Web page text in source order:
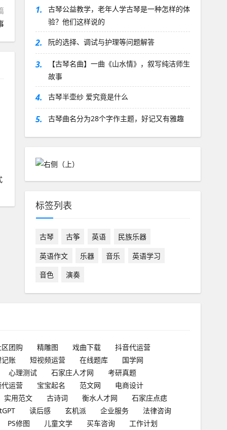
1.
古琴公益教学，老年人学古琴是一种怎样的体
验？他们这样说的
2. 阮的选择、调试与护理等问题解答
3.
【古琴名曲】一曲《山水情》，叙写纯洁师生
故事
4. 古琴半壶纱 爱究竟是什么
5. 古琴曲名分为28个字作主题，好记又有雅趣
标签列表
古琴 古筝 英语
民族乐器
英语作文
乐器 音乐
英语学习
音色
演奏
团购 精雕图 戏曲下载
抖音代运营
账
短视频运营 在线题库
国学网
心理测试
石家庄人才网
考研真题
运营
宝宝起名 范文网
电商设计
实用范文
古诗词 衡水人才网
石家庄点痣
读后感 玄机派 企业服务
法律咨询
PS修图
儿童文学 买车咨询 工作计划